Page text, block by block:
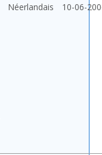
Néerlandais 10-06-